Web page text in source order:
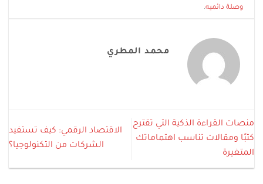
وصلة دائميه.
محمد المطري
​منصات القراءة الذكية التي تقترح
كتبًا ومقالات تناسب اهتماماتك
المتغيرة
الاقتصاد الرقمي: كيف تستفيد
الشركات من التكنولوجيا؟